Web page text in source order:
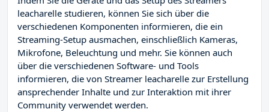
leacharelle studieren, können Sie sich über die
verschiedenen Komponenten informieren, die ein
Streaming-Setup ausmachen, einschließlich Kameras,
Mikrofone, Beleuchtung und mehr. Sie können auch
über die verschiedenen Software- und Tools
informieren, die von Streamer leacharelle zur Erstellung
ansprechender Inhalte und zur Interaktion mit ihrer
Community verwendet werden.